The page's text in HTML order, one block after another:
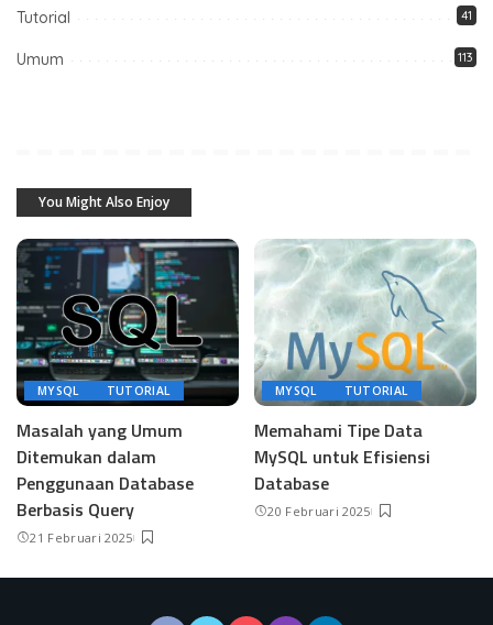
Tutorial 41
Umum 113
You Might Also Enjoy
MYSQL TUTORIAL
Masalah yang Umum
Ditemukan dalam
Penggunaan Database
Berbasis Query
21 Februari 2025
MYSQL TUTORIAL
Memahami Tipe Data
MySQL untuk Efisiensi
Database
20 Februari 2025